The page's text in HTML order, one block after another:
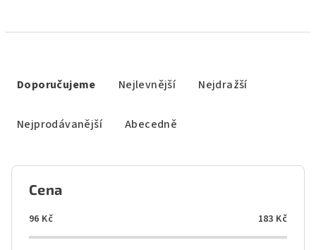
Doporučujeme Nejlevnější Nejdražší
Nejprodávanější Abecedně
Cena
96 Kč 183 Kč